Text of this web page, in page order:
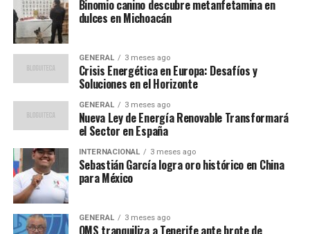
Expertos en energía han sugerido varias soluciones para
abordar la crisis actual. Una de las propuestas más
discutidas es la aceleración de la transición hacia
energías renovables. Según el Dr. Hans Müller, analista
inversión en energía solar y eólica no solo es crucial
para reducir la dependencia del gas, sino también para
cumplir con los objetivos climáticos a largo plazo”.
Además, se ha propuesto la creación de un fondo de
emergencia para ayudar a los países más afectados a
subsidiar los costos de energía para los hogares de bajos
ingresos. Esta medida busca evitar una crisis social
Binomio canino descubre metanfetamina en
dulces en Michoacán
GENERAL 3 meses ago
Crisis Energética en Europa: Desafíos y
Soluciones en el Horizonte
GENERAL 3 meses ago
Nueva Ley de Energía Renovable Transformará
el Sector en España
INTERNACIONAL 3 meses ago
Sebastián García logra oro histórico en China
para México
GENERAL 3 meses ago
OMS tranquiliza a Tenerife ante brote de